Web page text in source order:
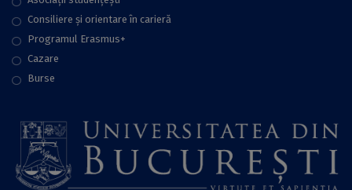
Consiliere şi orientare în carieră
Programul Erasmus+
Cazare
Burse